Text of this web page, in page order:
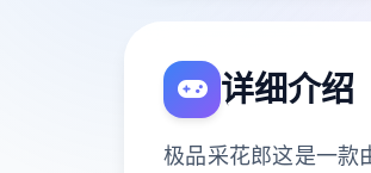
详细介绍
极品采花郎这是一